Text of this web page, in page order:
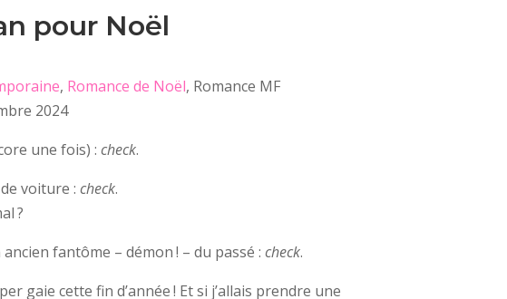
pour Noël
, Romance de Noël, Romance MF
2024
une fois) :check.
voiture :check.
?
fantôme – démon ! – du passé :check.
gaie cette fin d’année ! Et si j’allais prendre une